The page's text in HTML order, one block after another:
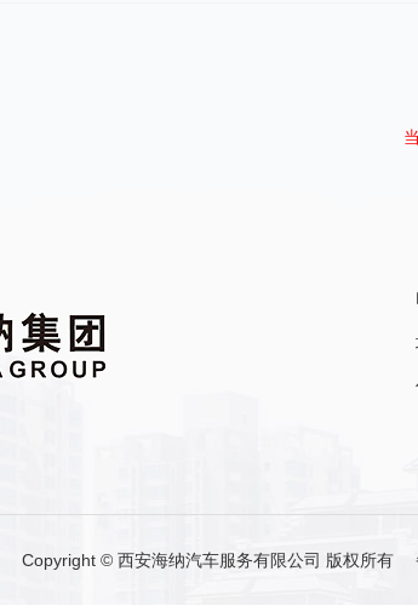
Copyright © 西安海纳汽车服务有限公司 版权所有